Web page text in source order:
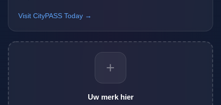
Visit CityPASS Today →
+
Uw merk hier